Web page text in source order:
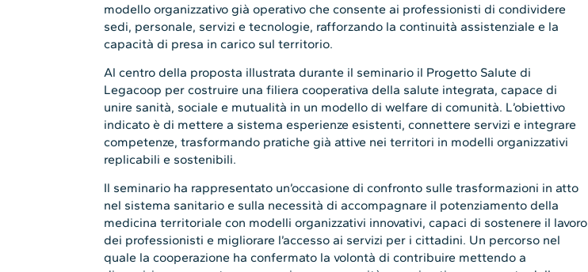
modello organizzativo già operativo che consente ai professionisti di condividere
sedi, personale, servizi e tecnologie, rafforzando la continuità assistenziale e la
capacità di presa in carico sul territorio.
Al centro della proposta illustrata durante il seminario il Progetto Salute di
Legacoop per costruire una filiera cooperativa della salute integrata, capace di
unire sanità, sociale e mutualità in un modello di welfare di comunità. L’obiettivo
indicato è di mettere a sistema esperienze esistenti, connettere servizi e integrare
competenze, trasformando pratiche già attive nei territori in modelli organizzativi
replicabili e sostenibili.
Il seminario ha rappresentato un’occasione di confronto sulle trasformazioni in atto
nel sistema sanitario e sulla necessità di accompagnare il potenziamento della
medicina territoriale con modelli organizzativi innovativi, capaci di sostenere il lavoro
dei professionisti e migliorare l’accesso ai servizi per i cittadini. Un percorso nel
quale la cooperazione ha confermato la volontà di contribuire mettendo a